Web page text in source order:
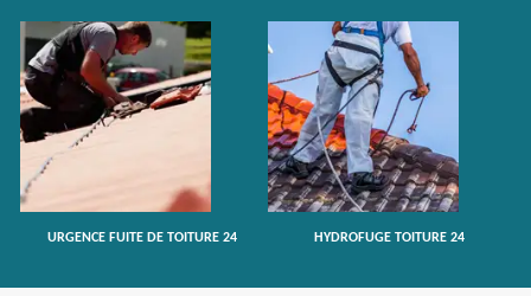
URGENCE FUITE DE TOITURE 24 HYDROFUGE TOITURE 24